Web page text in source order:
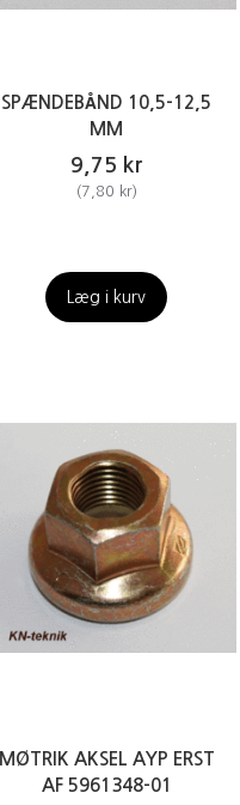
SPÆNDEBÅND 10,5-12,5
MM
9,75 kr
(7,80 kr)
Læg i kurv
MØTRIK AKSEL AYP ERST
AF 5961348-01